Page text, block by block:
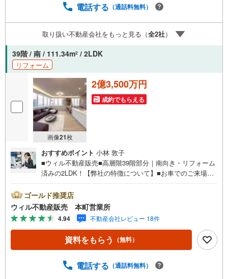
ビング全面窓で明るく開放的な住空間！【弊社の特徴】■お
案内致しますので、担当者にお声がけください。■キッズス
ペースもございますので、小さなお子様がいらっしゃるご
家庭もお気軽にご来場ください！【営業日】定休日はござ
いません。水曜日も営業しております。
電話する （通話料無料）
取り扱い不動産会社をもっと見る（全2社）
39階 / 南 / 111.34m2 / 2LDK
リフォーム
画像21枚
2億3,500万円
成約でもらえる
おすすめポイント 小林 敦子
■ウィル不動産販売■高層階39階部分｜南向き・リフォーム
済みの2LDK！【弊社の特徴について】■お車でのご来場も
で、担当者のお声がけください。■キッズスペースもござい
ますので、小さなお子様がいらっしゃるご家庭もお気軽の
ご来場ください！＝＝＝＝＝＝＝＝＝＝＝＝＝＝＝＝＝＝
＝＝＝＝＝＝＝＝＝＝＝＝【営業時間 10:00～19:00】（定
休日なし）火曜日・水曜日も営業しております。上記時間
はお電話が繋がりやすくなっております。ぜひお気軽にご
する（無料）」ボタンよりご希望の日時をご記入いただけ
ゴールド推奨店
ウィル不動産販売 本町営業所
4.94 不動産会社レビュー 18件
資料をもらう （無料）
電話する （通話料無料）